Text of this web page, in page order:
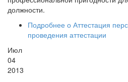
должности.
Подробнее о Аттестация
проведения аттестации
Июл
04
2013